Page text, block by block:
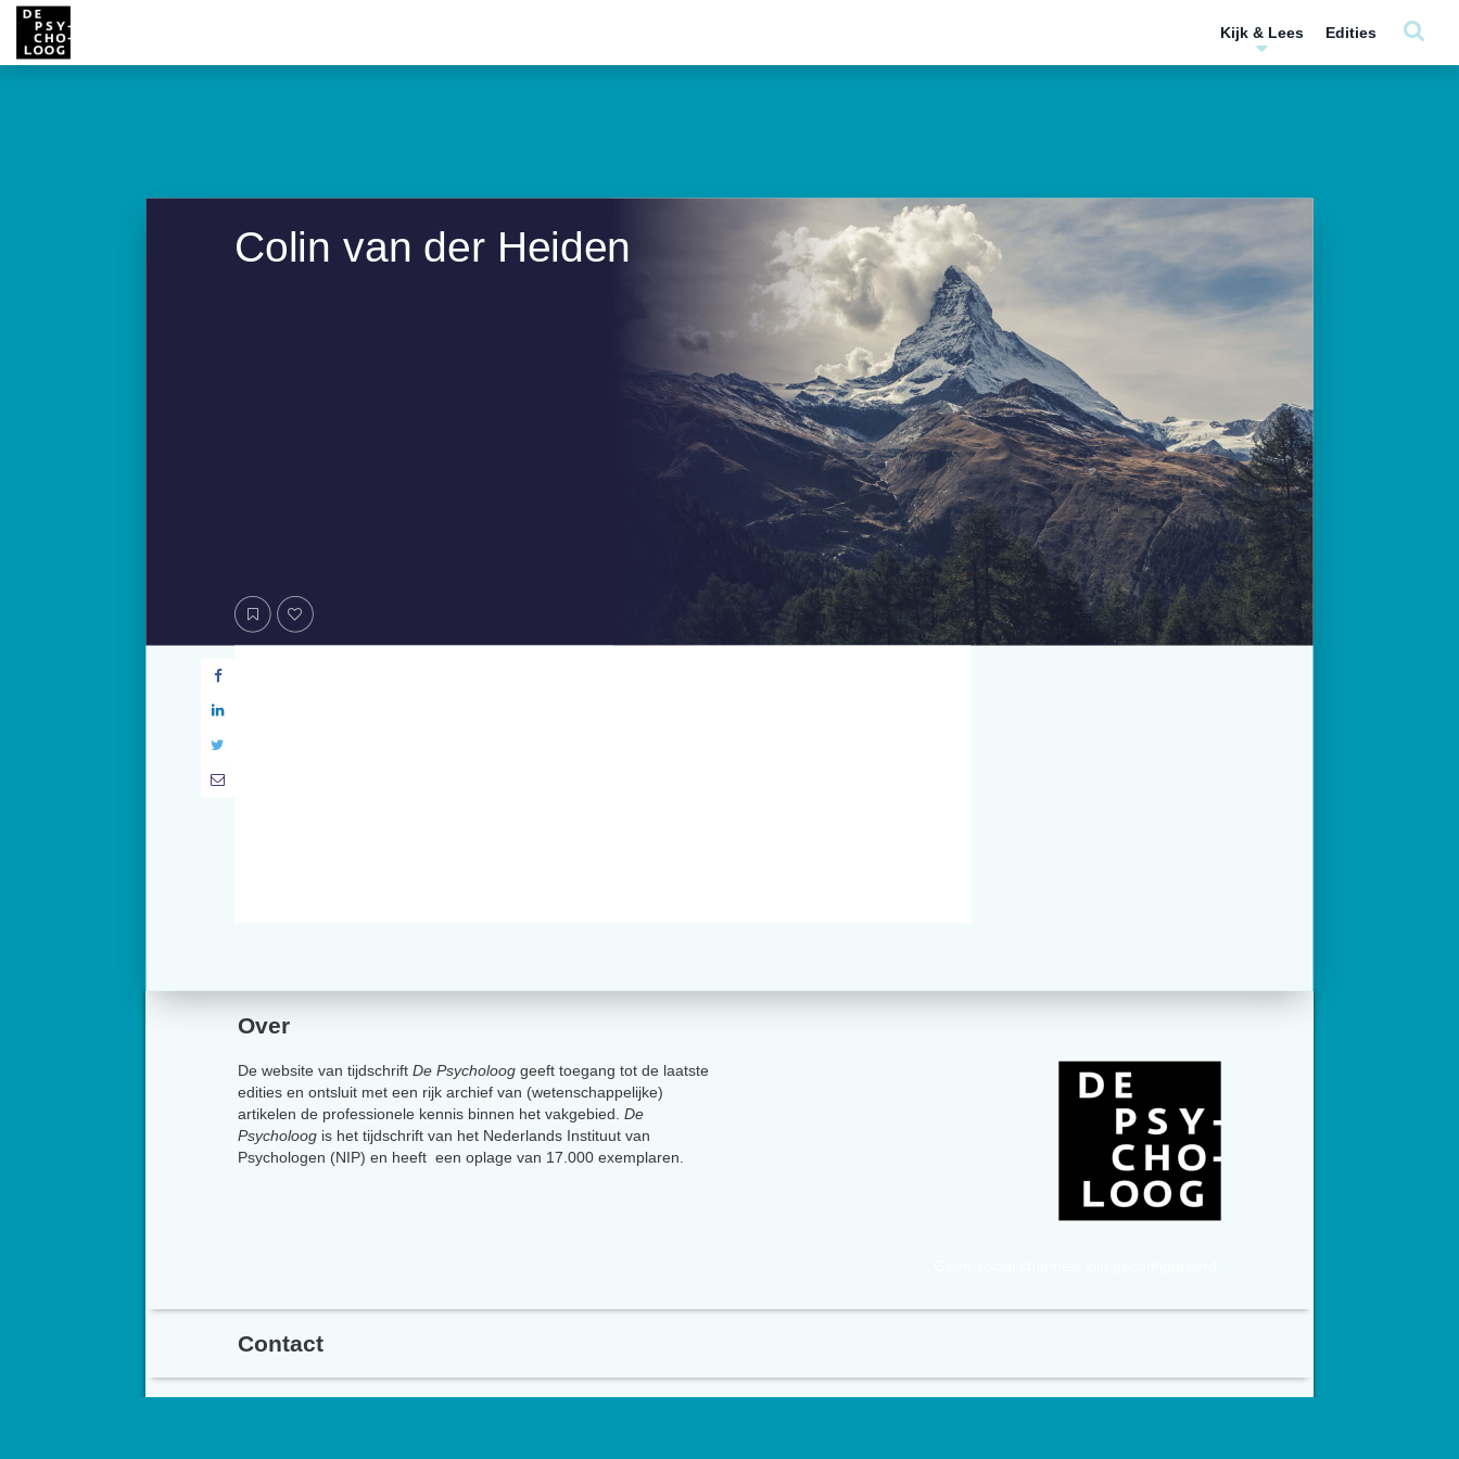
Kijk & Lees Edities
Colin van der Heiden
Over
De website van tijdschrift De Psycholoog geeft toegang tot de laatste
edities en ontsluit met een rijk archief van (wetenschappelijke)
artikelen de professionele kennis binnen het vakgebied. De
Psycholoog is het tijdschrift van het Nederlands Instituut van
Psychologen (NIP) en heeft een oplage van 17.000 exemplaren.
Contact